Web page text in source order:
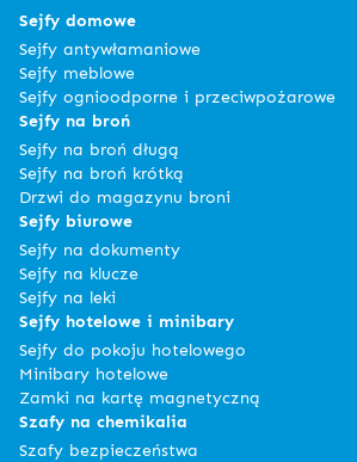
Sejfy domowe
Sejfy antywłamaniowe
Sejfy meblowe
Sejfy ognioodporne i przeciwpożarowe
Sejfy na broń
Sejfy na broń długą
Sejfy na broń krótką
Drzwi do magazynu broni
Sejfy biurowe
Sejfy na dokumenty
Sejfy na klucze
Sejfy na leki
Sejfy hotelowe i minibary
Sejfy do pokoju hotelowego
Minibary hotelowe
Zamki na kartę magnetyczną
Szafy na chemikalia
Szafy bezpieczeństwa